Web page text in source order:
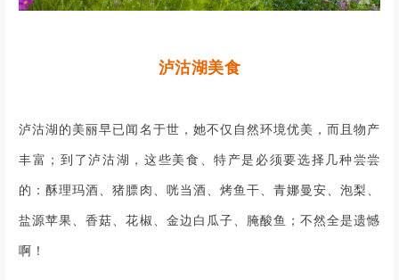
泸沽湖美食
泸沽湖的美丽早已闻名于世，她不仅自然环境优美，而且物产
丰富；到了泸沽湖，这些美食、特产是必须要选择几种尝尝
的：酥理玛酒、猪膘肉、咣当酒、烤鱼干、青娜曼安、泡梨、
盐源苹果、香菇、花椒、金边白瓜子、腌酸鱼；不然全是遗憾
啊！